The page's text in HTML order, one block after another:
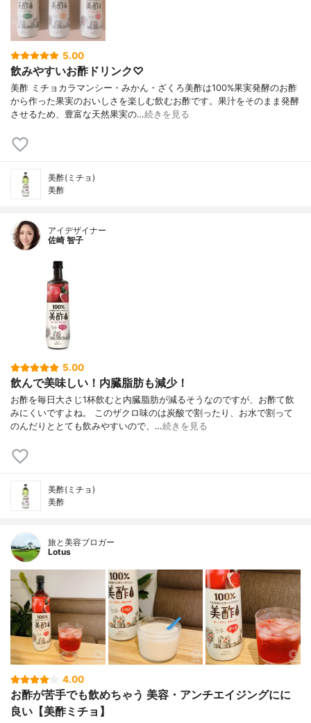
5.00
飲みやすいお酢ドリンク♡
美酢 ミチョカラマンシー・みかん・ざくろ美酢は100%果実発酵のお酢
から作った果実のおいしさを楽しむ飲むお酢です。果汁をそのまま発酵
させるため、豊富な天然果実の…続きを見る
美酢(ミチョ)
美酢
アイデザイナー
佐崎 智子
5.00
飲んで美味しい！内臓脂肪も減少！
お酢を毎日大さじ1杯飲むと内臓脂肪が減るそうなのですが、お酢て飲
みにくいですよね。 このザクロ味のは炭酸で割ったり、お水で割って
のんだりととても飲みやすいので、…続きを見る
美酢(ミチョ)
美酢
旅と美容ブロガー
Lotus
4.00
お酢が苦手でも飲めちゃう 美容・アンチエイジングにに
良い【美酢ミチョ】